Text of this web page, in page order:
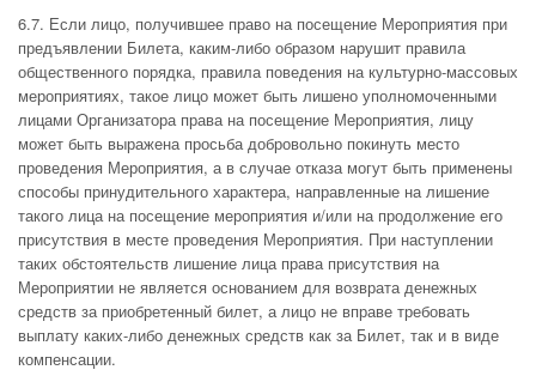
6.7. Если лицо, получившее право на посещение Мероприятия при
предъявлении Билета, каким-либо образом нарушит правила
общественного порядка, правила поведения на культурно-массовых
мероприятиях, такое лицо может быть лишено уполномоченными
лицами Организатора права на посещение Мероприятия, лицу
может быть выражена просьба добровольно покинуть место
проведения Мероприятия, а в случае отказа могут быть применены
способы принудительного характера, направленные на лишение
такого лица на посещение мероприятия и/или на продолжение его
присутствия в месте проведения Мероприятия. При наступлении
таких обстоятельств лишение лица права присутствия на
Мероприятии не является основанием для возврата денежных
средств за приобретенный билет, а лицо не вправе требовать
выплату каких-либо денежных средств как за Билет, так и в виде
компенсации.